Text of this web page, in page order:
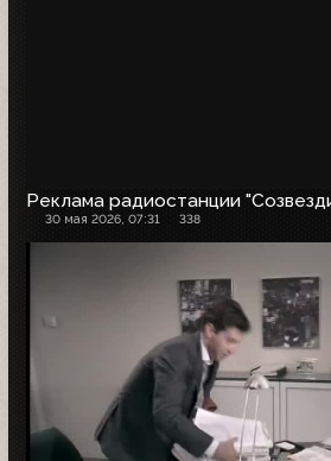
Реклама радиостанции
30 мая 2026, 07:31 338